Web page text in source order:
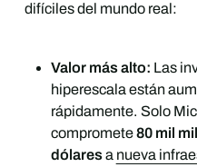
difíciles del mundo real:
Valor más alto: Las
hiperescala están
rápidamente. Solo
compromete80 mil
dólaresa nueva